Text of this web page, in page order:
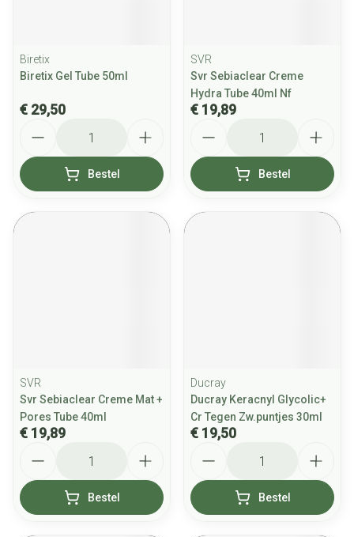
Biretix
Biretix Gel Tube 50ml
€ 29,50
Bestel
SVR
Svr Sebiaclear Creme
Hydra Tube 40ml Nf
€ 19,89
Bestel
SVR
Svr Sebiaclear Creme Mat +
Pores Tube 40ml
€ 19,89
Bestel
Ducray
Ducray Keracnyl Glycolic+
Cr Tegen Zw.puntjes 30ml
€ 19,50
Bestel